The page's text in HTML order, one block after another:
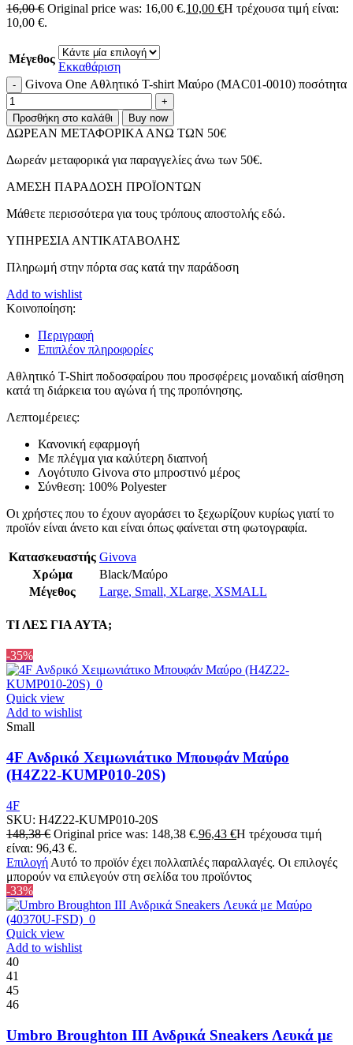
16,00€ Original price was: 16,00 €.10,00 €Η τρέχουσα τιμή είναι:
10,00 €.
Μέγεθος
Εκκαθάριση
Givova One Αθλητικό T-shirt Μαύρο (MAC01-0010) ποσότητα
Προσθήκη στο καλάθι Buy now
ΔΩΡΕΑΝ ΜΕΤΑΦΟΡΙΚΑ ΑΝΩ ΤΩΝ 50€
Δωρεάν μεταφορικά για παραγγελίες άνω των 50€.
ΑMEΣΗ ΠΑΡΑΔΟΣΗ ΠΡΟΪΟΝΤΩΝ
Μάθετε περισσότερα για τους τρόπους αποστολής εδώ.
ΥΠΗΡΕΣΙΑ ΑΝΤΙΚΑΤΑΒΟΛΗΣ
Πληρωμή στην πόρτα σας κατά την παράδοση
Add to wishlist
Κοινοποίηση:
Περιγραφή
Επιπλέον πληροφορίες
Αθλητικό T-Shirt ποδοσφαίρου που προσφέρεις μοναδική αίσθηση
κατά τη διάρκεια του αγώνα ή της προπόνησης.
Λεπτομέρειες:
Κανονική εφαρμογή
Με πλέγμα για καλύτερη διαπνοή
Λογότυπο Givova στο μπροστινό μέρος
Σύνθεση: 100% Polyester
Οι χρήστες που το έχουν αγοράσει το ξεχωρίζουν κυρίως γιατί το
προϊόν είναι άνετο και είναι όπως φαίνεται στη φωτογραφία.
Κατασκευαστής Givova
Χρώμα
Black/Μαύρο
Μέγεθος
Large, Small, XLarge, XSMALL
ΤΙ ΛΕΣ ΓΙΑ ΑΥΤΑ;
-35%
Quick view
Add to wishlist
Small
4F Ανδρικό Χειμωνιάτικο Μπουφάν Μαύρο
(H4Z22-KUMP010-20S)
4F
SKU: H4Z22-KUMP010-20S
148,38€ Original price was: 148,38 €.96,43 €Η τρέχουσα τιμή
είναι: 96,43 €.
Επιλογή Αυτό το προϊόν έχει πολλαπλές παραλλαγές. Οι επιλογές
μπορούν να επιλεγούν στη σελίδα του προϊόντος
-33%
Quick view
Add to wishlist
40
41
45
46
Umbro Broughton III Ανδρικά Sneakers Λευκά με